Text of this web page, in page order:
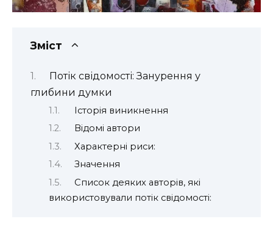
Зміст
Потік свідомості: Занурення у
глибини думки
Історія виникнення
Відомі автори
Характерні риси:
Значення
Список деяких авторів, які
використовували потік свідомості: